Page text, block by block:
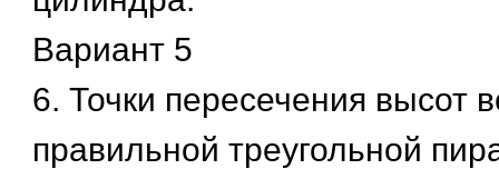
Вариант 5
6. Точки пересечения высот
правильной треугольной